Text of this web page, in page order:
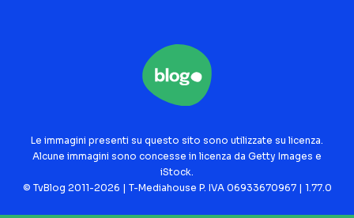
Le immagini presenti su questo sito sono utilizzate su licenza.
Alcune immagini sono concesse in licenza da Getty Images e
iStock.
© TvBlog 2011-2026 | T-Mediahouse P. IVA 06933670967 | 1.77.0